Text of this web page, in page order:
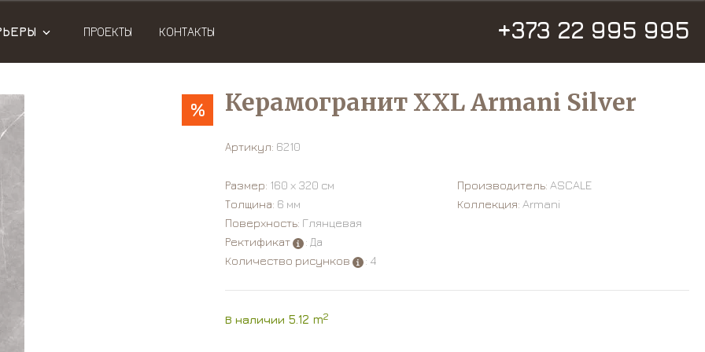
ПРОЕКТЫ КОНТАКТЫ +373 22 995 995
% Керамогранит XXL Armani Silver
Артикул: 6210
В наличии 5.12 m2
Размер: 160 х 320 см
Толщина: 6 мм
Поверхность: Глянцевая
Ректификат
: Да
Количество рисунков
: 4
Производитель: ASCALE
Коллекция: Armani